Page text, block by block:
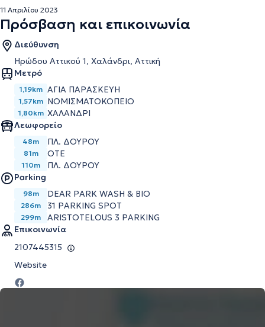
11 Απριλίου 2023
Πρόσβαση και επικοινωνία
Διεύθυνση
Ηρώδου Αττικού 1, Χαλάνδρι, Αττική
Μετρό
1,19km ΑΓΙΑ ΠΑΡΑΣΚΕΥΗ
1,57km ΝΟΜΙΣΜΑΤΟΚΟΠΕΙΟ
1,80km ΧΑΛΑΝΔΡΙ
Λεωφορείο
48m ΠΛ. ΔΟΥΡΟΥ
81m ΟΤΕ
110m
ΠΛ. ΔΟΥΡΟΥ
Parking
98m DEAR PARK WASH & BIO
286m 31 PARKING SPOT
299m
ARISTOTELOUS 3 PARKING
Επικοινωνία
2107445315
Website